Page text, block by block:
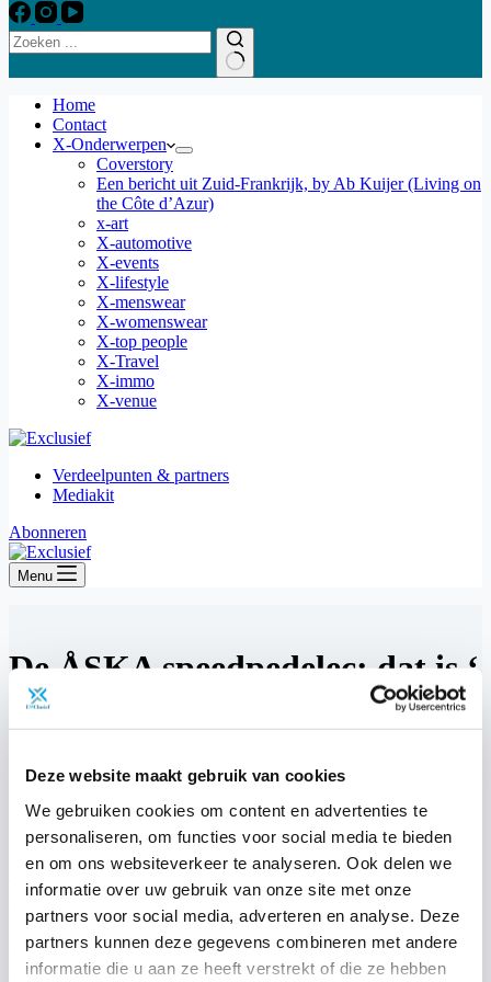
Deze website maakt gebruik van cookies
We gebruiken cookies om content en advertenties te
personaliseren, om functies voor social media te bieden
en om ons websiteverkeer te analyseren. Ook delen we
informatie over uw gebruik van onze site met onze
partners voor social media, adverteren en analyse. Deze
partners kunnen deze gegevens combineren met andere
informatie die u aan ze heeft verstrekt of die ze hebben
Home
Contact
X-Onderwerpen
Coverstory
Een bericht uit Zuid-Frankrijk, by Ab Kuijer (Living on
the Côte d’Azur)
x-art
X-automotive
X-events
X-lifestyle
X-menswear
X-womenswear
X-top people
X-Travel
X-immo
X-venue
Verdeelpunten & partners
Mediakit
Abonneren
Menu
De ÅSKA speedpedelec: dat is ‘
MADE IN BELGIUM’ met een
30 januari 2023
X-bike
Een speedpedelec die niet alleen ontworpen is in België, maar er
ook wordt gebouwd is een uniek verhaal. Op deze manier maakt
ÅSKA BIKE z’n ambitie om een duurzame Belgische
mobiliteitsspeler te zijn helemaal waar.
Verplaatsingen met de fiets staan bij uitstek voor duurzame
mobiliteit. Toch is de hedendaagse fietsenproductie niet bijzonder